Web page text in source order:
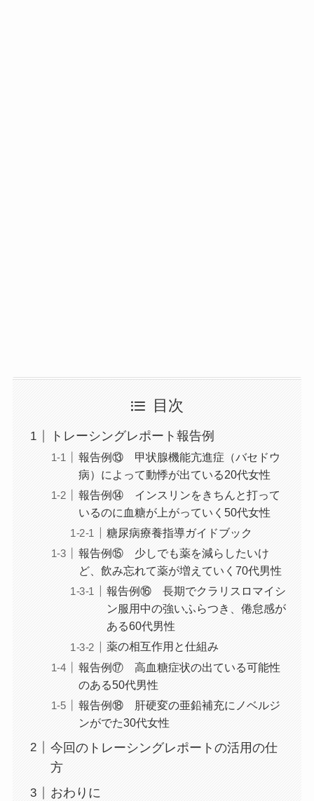
目次
トレーシングレポート報告例
報告例⑬ 甲状腺機能亢進症（バセドウ
病）によって動悸が出ている20代女性
報告例⑭ インスリンをきちんと打って
いるのに血糖が上がっていく50代女性
糖尿病療養指導ガイドブック
報告例⑮ 少しでも薬を減らしたいけ
ど、飲み忘れて薬が増えていく70代男性
報告例⑯ 長期でクラリスロマイシ
ン服用中の強いふらつき、倦怠感が
ある60代男性
薬の相互作用と仕組み
報告例⑰ 高血糖症状の出ている可能性
のある50代男性
報告例⑱ 肝硬変の亜鉛補充にノベルジ
ンがでた30代女性
今回のトレーシングレポートの活用の仕
方
おわりに